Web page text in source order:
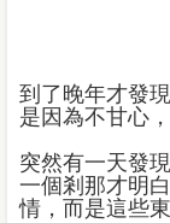
到了晚年才發
是因為不甘心
突然有一天發
一個剎那才明
情，而是這些